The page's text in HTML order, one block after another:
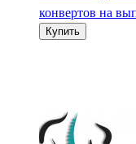
конвертов на